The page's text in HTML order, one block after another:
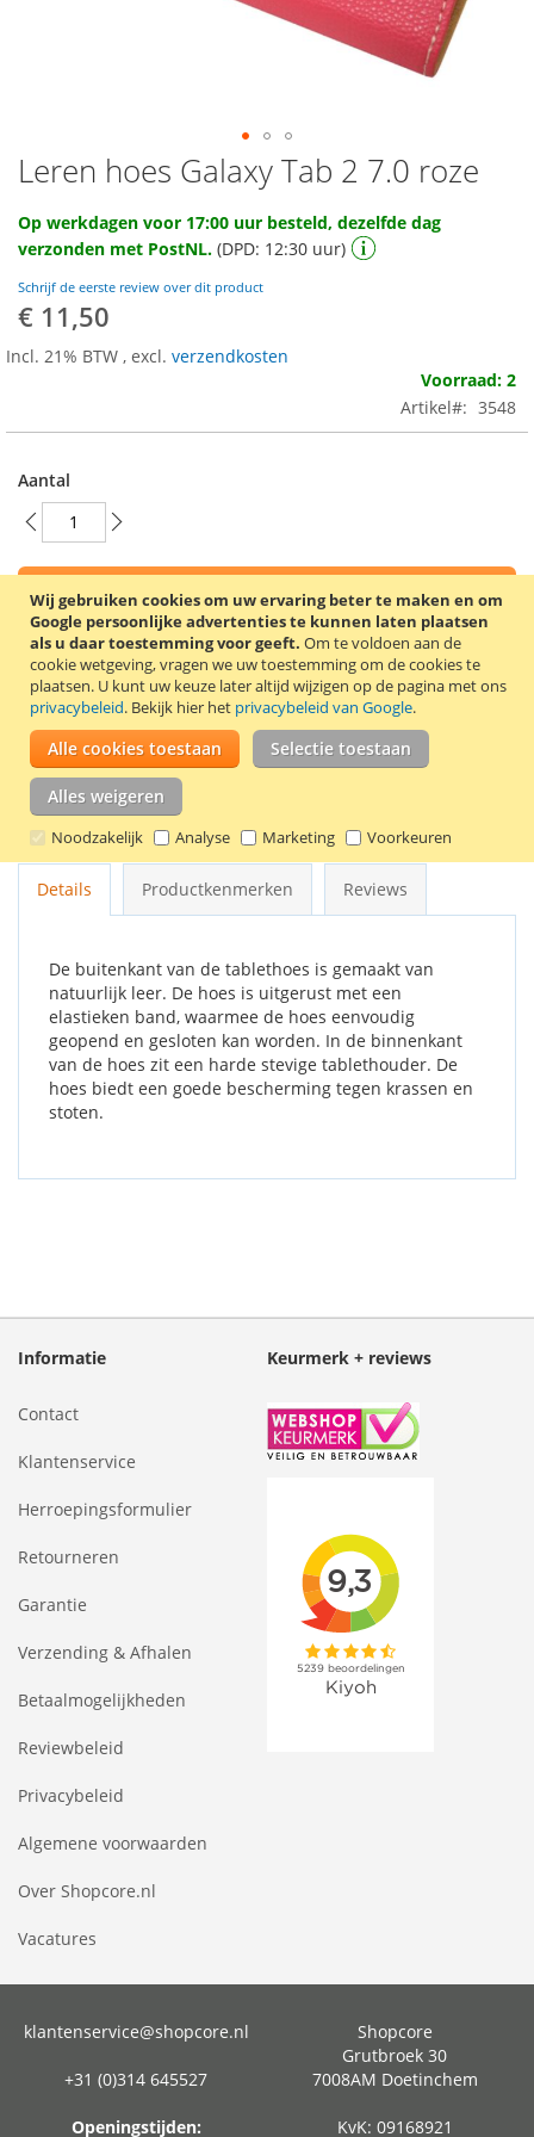
Wij gebruiken cookies om uw ervaring beter te maken en om
Google persoonlijke advertenties te kunnen laten plaatsen
als u daar toestemming voor geeft. Om te voldoen aan de
cookie wetgeving, vragen we uw toestemming om de cookies te
plaatsen. U kunt uw keuze later altijd wijzigen op de pagina met ons
privacybeleid. Bekijk hier het privacybeleid van Google.
Alle cookies toestaan Selectie toestaan
Alles weigeren
Noodzakelijk Analyse Marketing Voorkeuren
Ga
naar
het
begin
van
de
afbeeldingen-
gallerij
Leren hoes Galaxy Tab 2 7.0 roze
Op werkdagen voor 17:00 uur besteld, dezelfde dag
verzonden met PostNL. (DPD: 12:30 uur)
Schrijf de eerste review over dit product
€ 11,50
Incl. 21% BTW , excl. verzendkosten
Voorraad: 2
Artikel
3548
Aantal
In Winkelwagen
VOEG TOE AAN VERLANGLIJST
TOEVOEGEN OM TE VERGELIJKEN
Stijlvolle 360° draaibare tablethoes voor de Samsung Galaxy
Tab 2 7.0 tablet. Kleur: roze.
Details Productkenmerken Reviews
De buitenkant van de tablethoes is gemaakt van
natuurlijk leer. De hoes is uitgerust met een
elastieken band, waarmee de hoes eenvoudig
geopend en gesloten kan worden. In de binnenkant
van de hoes zit een harde stevige tablethouder. De
hoes biedt een goede bescherming tegen krassen en
stoten.
Informatie
Contact
Klantenservice
Herroepingsformulier
Retourneren
Garantie
Verzending & Afhalen
Betaalmogelijkheden
Reviewbeleid
Privacybeleid
Algemene voorwaarden
Over Shopcore.nl
Vacatures
Keurmerk + reviews
klantenservice@shopcore.nl
+31 (0)314 645527
Openingstijden:
Shopcore
Grutbroek 30
7008AM Doetinchem
KvK: 09168921